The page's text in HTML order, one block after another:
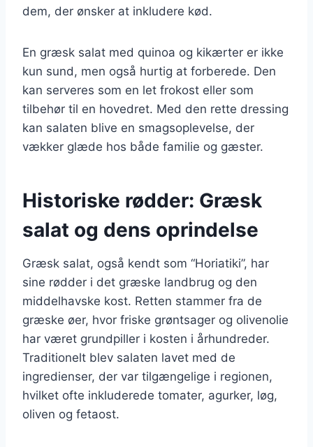
dem, der ønsker at inkludere kød.
En græsk salat med quinoa og kikærter er ikke
kun sund, men også hurtig at forberede. Den
kan serveres som en let frokost eller som
tilbehør til en hovedret. Med den rette dressing
kan salaten blive en smagsoplevelse, der
vækker glæde hos både familie og gæster.
Historiske rødder: Græsk
salat og dens oprindelse
Græsk salat, også kendt som “Horiatiki”, har
sine rødder i det græske landbrug og den
middelhavske kost. Retten stammer fra de
græske øer, hvor friske grøntsager og olivenolie
har været grundpiller i kosten i århundreder.
Traditionelt blev salaten lavet med de
ingredienser, der var tilgængelige i regionen,
hvilket ofte inkluderede tomater, agurker, løg,
oliven og fetaost.